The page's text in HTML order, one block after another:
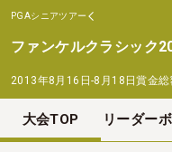
PGAシニアツアー
ファンケルクラシック
2013年8月16日-8月18日賞金総
大会TOP リーダー